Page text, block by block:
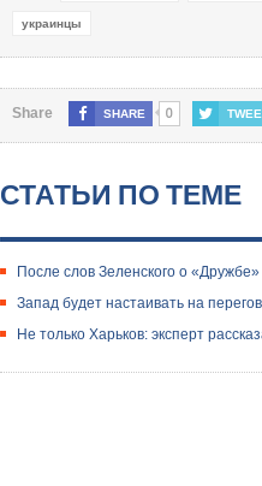
украинцы
Share SHARE 0
СТАТЬИ ПО ТЕМЕ
После слов Зеленского о
Запад будет настаивать на
Не только Харьков: эксперт